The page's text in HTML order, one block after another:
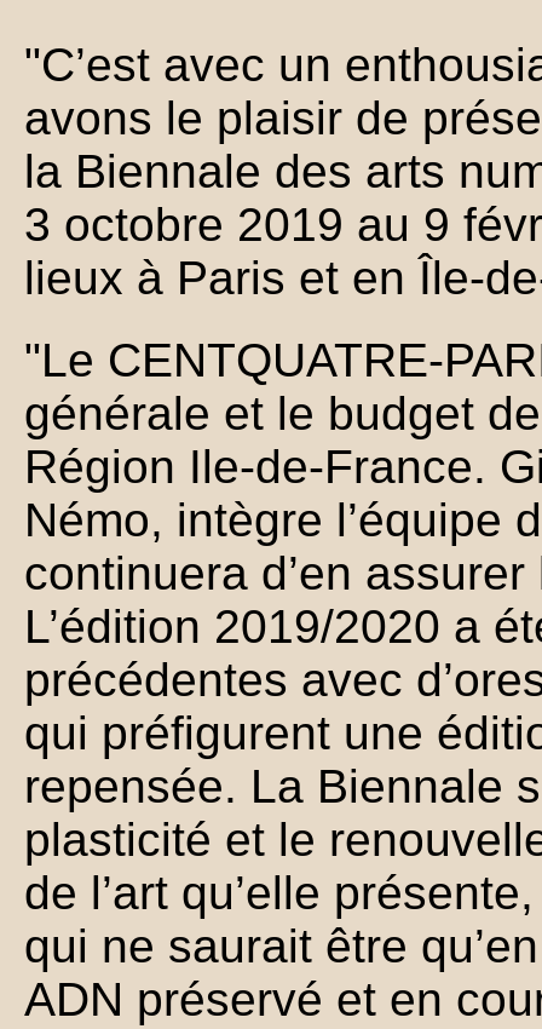
"C’est avec un
avons le plaisir de
la Biennale des arts
3 octobre 2019 au 9
lieux à Paris et en Île-
"Le CENTQUATRE-
générale et le budget
Région Ile-de-France.
Némo, intègre l’équipe
continuera d’en
L’édition 2019/2020 a
précédentes avec
qui préfigurent une
repensée. La Biennale
plasticité et le
de l’art qu’elle
qui ne saurait être
ADN préservé et en